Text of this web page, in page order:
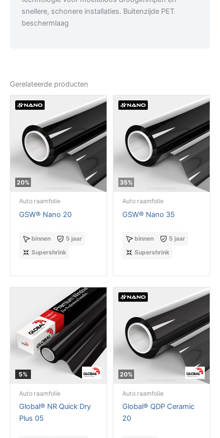
snellere, schonere installaties. Buitenzijde PET
beschermlaag
Gerelateerde producten
20%
Auto raamfolie
GSW® Nano 20
binnen
5 jaar
Supershrink
35%
Auto raamfolie
GSW® Nano 35
binnen
5 jaar
Supershrink
5%
Auto raamfolie
Global® NR Quick Dry
Plus 05
20%
Auto raamfolie
Global® QDP Ceramic
20